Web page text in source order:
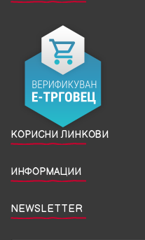
КОРИСНИ ЛИНКОВИ
ИНФОРМАЦИИ
NEWSLETTER